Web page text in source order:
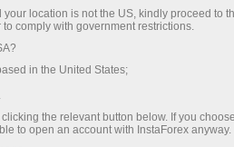
location is not the US, kindly proceed to
comply with government restrictions.
in the United States;
the relevant button below. If you choose
to open an account with InstaForex anyway.